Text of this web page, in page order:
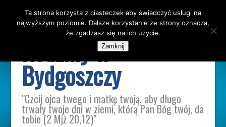
Parafia pw. Świętej
Rodziny w
Bydgoszczy
"Czcij ojca twego i matkę twoją, aby długo
trwały twoje dni w ziemi, którą Pan Bóg twój, da
tobie (2 Mjż 20,12)"
Ta strona korzysta z ciasteczek aby świadczyć usługi na
najwyższym poziomie. Dalsze korzystanie ze strony oznacza,
że zgadzasz się na ich użycie.
Zamknij